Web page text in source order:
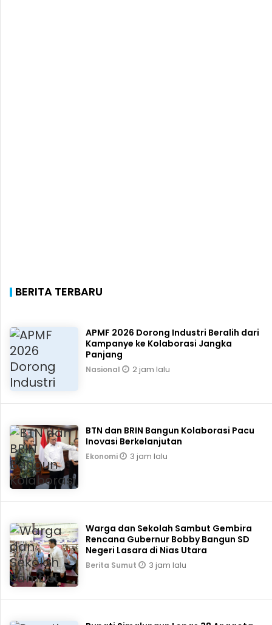
BERITA TERBARU
APMF 2026 Dorong Industri Beralih dari
Kampanye ke Kolaborasi Jangka
Panjang
Nasional 2 jam lalu
BTN dan BRIN Bangun Kolaborasi Pacu
Inovasi Berkelanjutan
Ekonomi 3 jam lalu
Warga dan Sekolah Sambut Gembira
Rencana Gubernur Bobby Bangun SD
Negeri Lasara di Nias Utara
Berita Sumut 3 jam lalu